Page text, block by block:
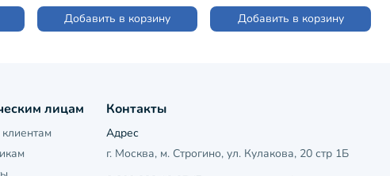
Добавить в корзину Добавить в корзину
лицам Контакты
Адрес
г. Москва, м. Строгино, ул. Кулакова, 20 стр 1Б